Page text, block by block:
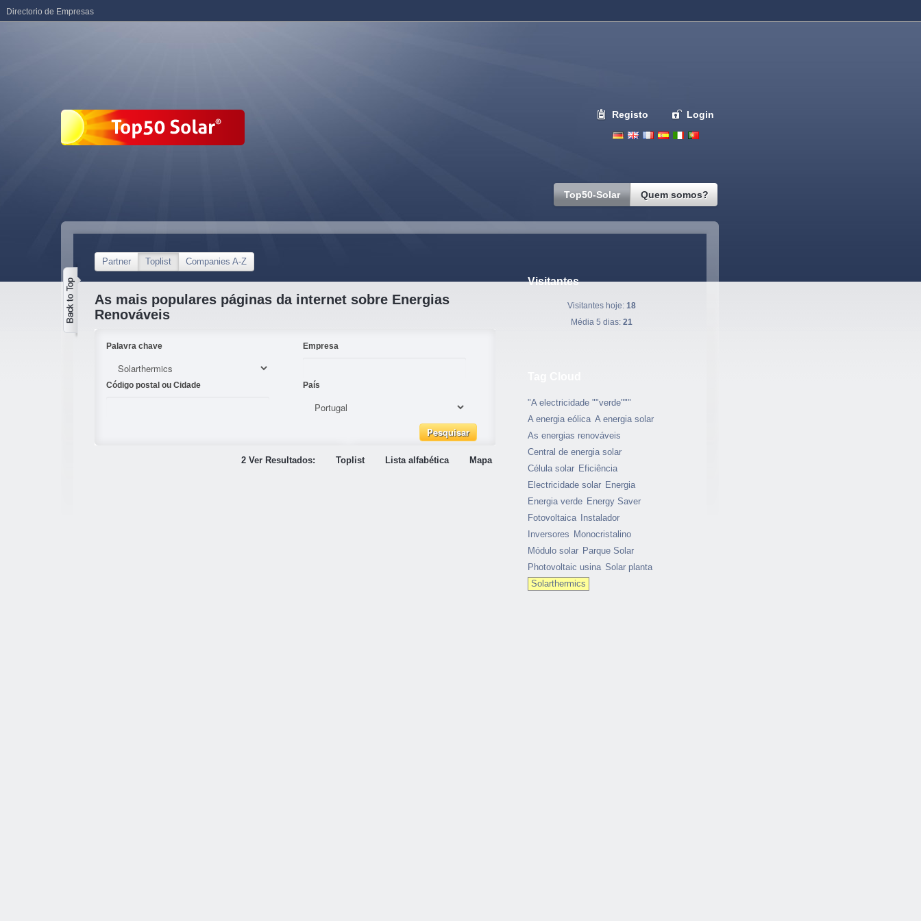
Registo Login
Top50-Solar Quem somos?
Partner Toplist Companies A-Z
As mais populares páginas da internet sobre Energias
Renováveis
Palavra chave Empresa
Código postal ou Cidade País
2 Ver Resultados: Toplist Lista alfabética Mapa
Visitantes
Visitantes hoje: 18
Média 5 dias: 21
"A electricidade ""verde"""
A energia eólica A energia solar
As energias renováveis
Central de energia solar
Célula solar Eficiência
Electricidade solar Energia
Energia verde Energy Saver
Fotovoltaica
Instalador
Inversores Monocristalino
Módulo solar Parque Solar
Photovoltaic usina Solar planta
Solarthermics
Directorio de Empresas